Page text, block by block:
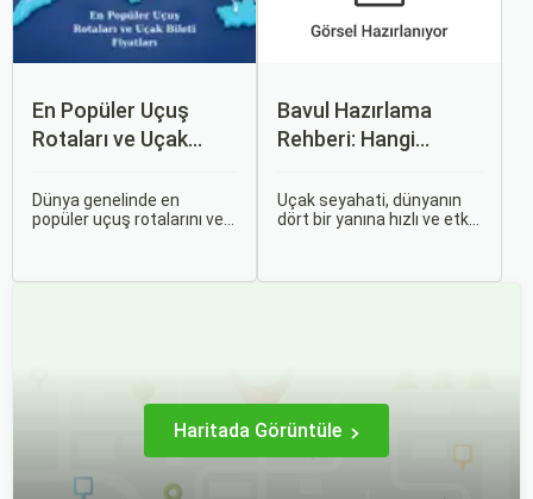
En Popüler Uçuş
Rotaları ve Uçak
Dünya genelinde en
popüler uçuş rotalarını ve
ilişkiler bulunmaktadır.
Bavul Hazırlama
Rehberi: Hangi
Alınmalı?
Uçak seyahati, dünyanın
dört bir yanına hızlı ve etkili
Haritada Görüntüle